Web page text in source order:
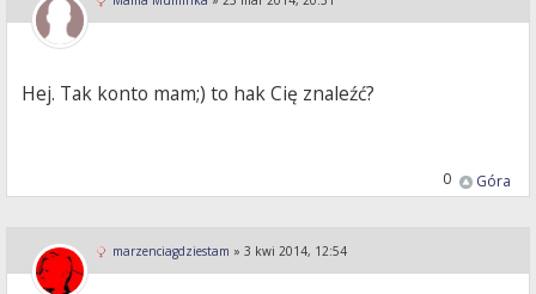
Hej. Tak konto mam;) to hak Cię znaleźć?
Góra
0
marzenciagdziestam » 3 kwi 2014, 12:54